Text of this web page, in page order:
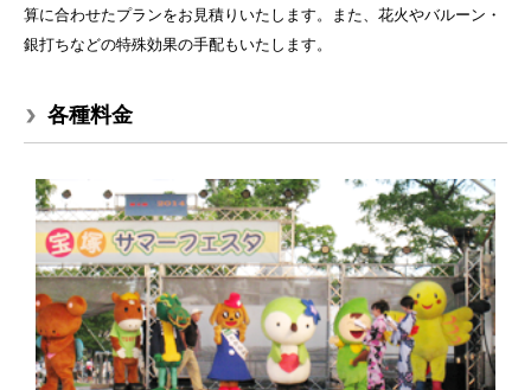
算に合わせたプランをお見積りいたします。また、花火やバルーン・
銀打ちなどの特殊効果の手配もいたします。
各種料金